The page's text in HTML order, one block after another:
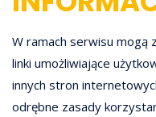
W ramach serwisu mogą
linki umożliwiające
innych stron
odrębne zasady